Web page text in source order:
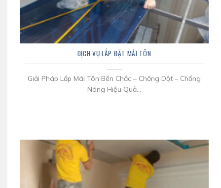
DỊCH VỤ LẮP ĐẶT MÁI TÔN
Giải Pháp Lắp Mái Tôn Bền Chắc – Chống Dột – Chống
Nóng Hiệu Quả...